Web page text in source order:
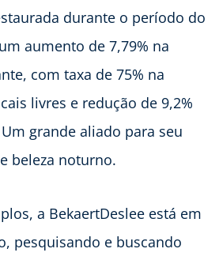
durante o período do
aumento de 7,79% na
com taxa de 75% na
livres e redução de 9,2%
grande aliado para seu
beleza noturno.
a BekaertDeslee está em
pesquisando e buscando